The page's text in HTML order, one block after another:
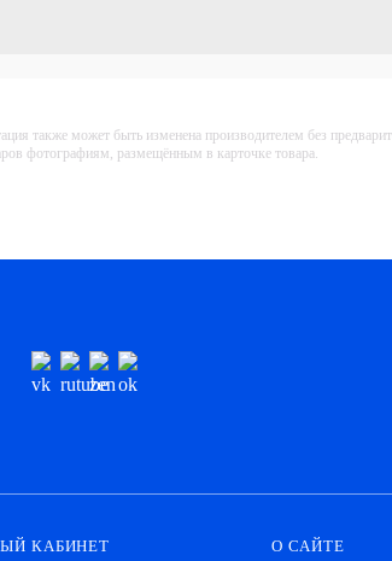
также может быть изменена производителем без
фотографиям, размещённым в карточке товара.
КАБИНЕТ О САЙТЕ